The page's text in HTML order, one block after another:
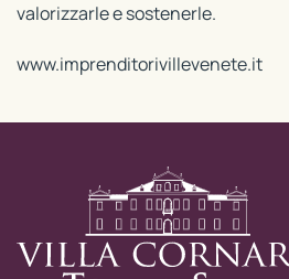
valorizzarle e sostenerle.
www.imprenditorivillevenete.it